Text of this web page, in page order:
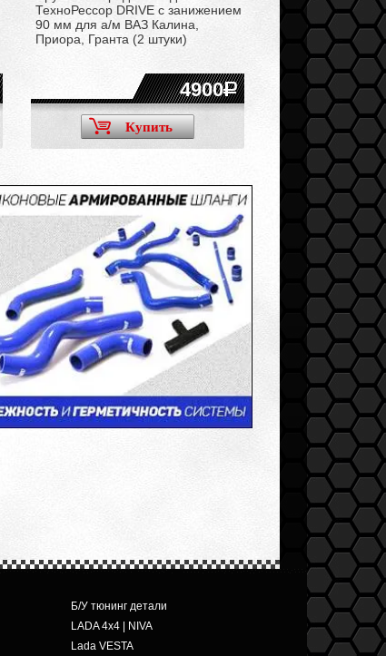
ТехноРессор DRIVE с занижением
90 мм для а/м ВАЗ Калина,
Приора, Гранта (2 штуки)
4900
Купить
ТехноРессор
90 мм для а/м
2110-2112, 2113-
Приора, Гранта
4200
Б/У тюнинг детали
LADA 4x4 | NIVA
Lada VESTA